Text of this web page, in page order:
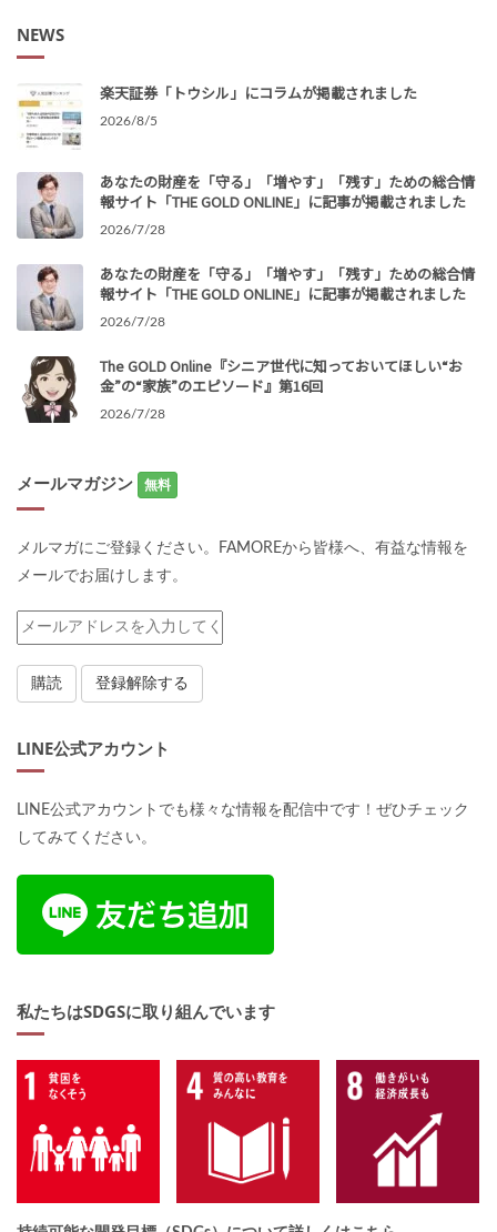
NEWS
楽天証券「トウシル」にコラムが掲載されました
2026/8/5
あなたの財産を「守る」「増やす」「残す」ための総合情
報サイト「THE GOLD ONLINE」に記事が掲載されました
2026/7/28
あなたの財産を「守る」「増やす」「残す」ための総合情
報サイト「THE GOLD ONLINE」に記事が掲載されました
2026/7/28
The GOLD Online『シニア世代に知っておいてほしい“お
金”の“家族”のエピソード』第16回
2026/7/28
メールマガジン 無料
メルマガにご登録ください。FAMOREから皆様へ、有益な情報を
メールでお届けします。
LINE公式アカウント
LINE公式アカウントでも様々な情報を配信中です！ぜひチェック
してみてください。
私たちはSDGSに取り組んでいます